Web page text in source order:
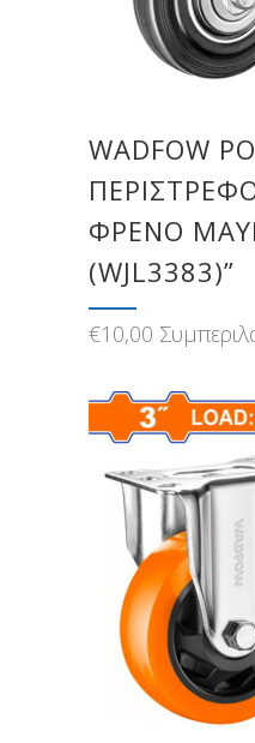
WADFOW
ΦΡΕΝΟ
(WJL3383)”
€10,00